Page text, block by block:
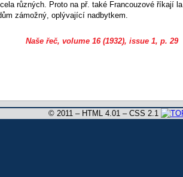
různých. Proto na př. také Francouzové říkají la
zámožný, oplývající nadbytkem.
Naše řeč, volume 16 (1932), issue 1, p. 29
© 2011 – HTML 4.01 – CSS 2.1